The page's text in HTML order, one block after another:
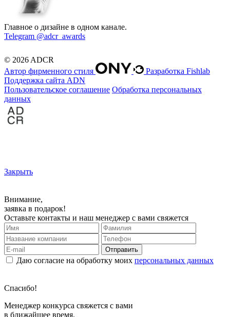
Главное о дизайне в одном канале.
Telegram @adcr_awards
© 2026 ADCR
Автор фирменного стиля
Разработка Fishlab
Поддержка сайта ADN
Пользовательское соглашение Обработка персональных
данных
Закрыть
Внимание,
заявка в подарок!
Оставьте контакты и наш менеджер с вами свяжется
Отправить
Даю согласие на обработку моих персональных данных
Спасибо!
Менеджер конкурса свяжется с вами
в ближайшее время.